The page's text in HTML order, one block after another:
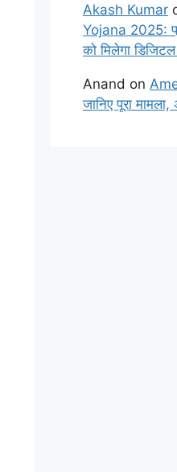
Akash Kumar
Yojana 2025:
को मिलेगा
Anand on
जानिए पूरा